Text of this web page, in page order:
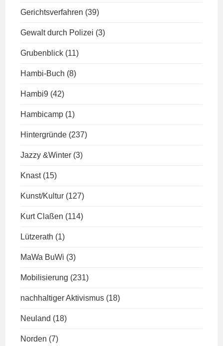
Gerichtsverfahren (39)
Gewalt durch Polizei (3)
Grubenblick (11)
Hambi-Buch (8)
Hambi9 (42)
Hambicamp (1)
Hintergründe (237)
Jazzy &Winter (3)
Knast (15)
Kunst/Kultur (127)
Kurt Claßen (114)
Lützerath (1)
MaWa BuWi (3)
Mobilisierung (231)
nachhaltiger Aktivismus (18)
Neuland (18)
Norden (7)